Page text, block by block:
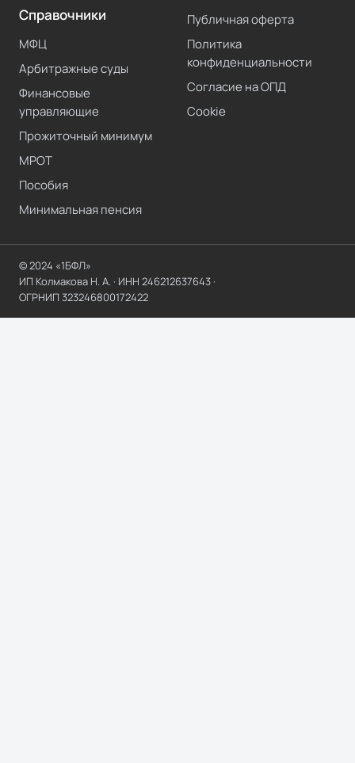
Справочники
МФЦ
Арбитражные суды
Финансовые
управляющие
Прожиточный минимум
МРОТ
Пособия
Минимальная пенсия
Публичная оферта
Политика
конфиденциальности
Согласие на ОПД
Cookie
© 2024 «1БФЛ»
ИП Колмакова Н. А. · ИНН 246212637643 ·
ОГРНИП 323246800172422